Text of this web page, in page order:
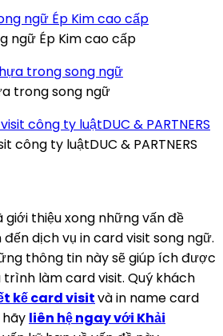
ngữ Ép Kim cao cấp
trong song ngữ
công ty luậtDUC & PARTNERS
giới thiệu xong những vấn đề
dịch vụ in card visit song ngữ.
thông tin này sẽ giúp ích được
làm card visit. Quý khách
kế card visitvà in name card
hãy liên hệ ngay với Khải